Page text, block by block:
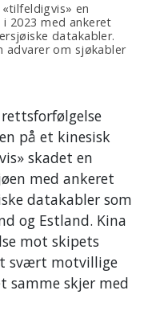
en
2023 med ankeret
datakabler.
advarer om sjøkabler
på et kinesisk
skadet en
med ankeret
datakabler som
og Estland. Kina
mot skipets
svært motvillige
samme skjer med